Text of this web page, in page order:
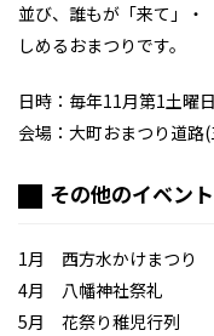
並び、誰もが「来て」・
しめるおまつりです。
日時：毎年11月第1土曜
会場：大町おまつり道路
その他のイベント
1月 西方水かけまつり
4月 八幡神社祭礼
5月 花祭り稚児行列